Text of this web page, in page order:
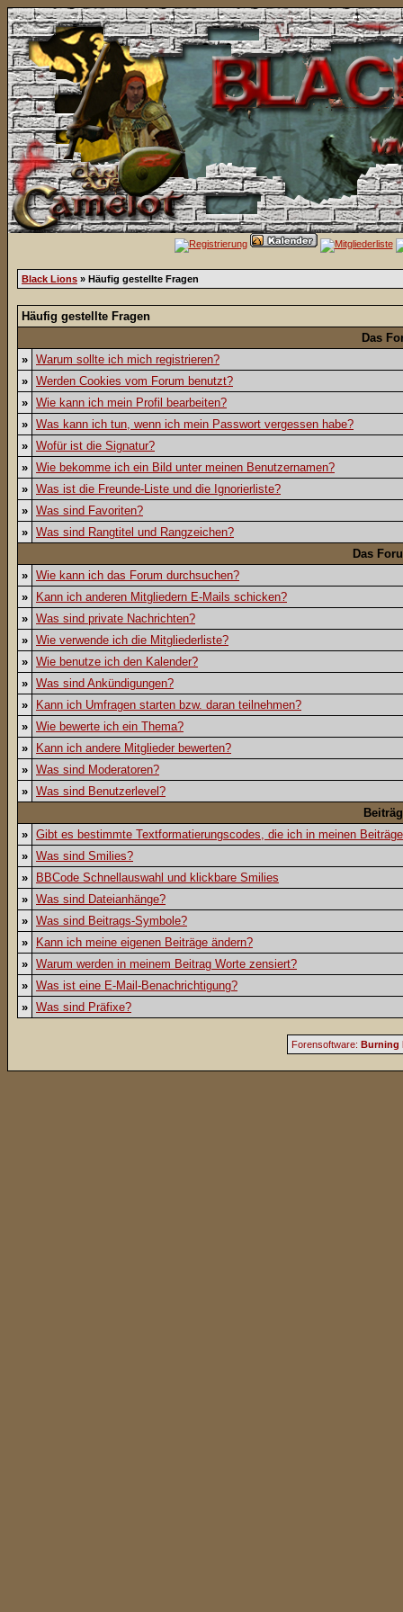
Black Lions » Häufig gestellte Fragen
Häufig gestellte Fragen
Das
» Warum sollte ich mich registrieren?
» Werden Cookies vom Forum benutzt?
» Wie kann ich mein Profil bearbeiten?
» Was kann ich tun, wenn ich mein Passwort vergessen habe?
» Wofür ist die Signatur?
» Wie bekomme ich ein Bild unter meinen Benutzernamen?
» Was ist die Freunde-Liste und die Ignorierliste?
» Was sind Favoriten?
» Was sind Rangtitel und Rangzeichen?
Das
» Wie kann ich das Forum durchsuchen?
»
Kann ich anderen Mitgliedern E-Mails schicken?
» Was sind private Nachrichten?
» Wie verwende ich die Mitgliederliste?
» Wie benutze ich den Kalender?
» Was sind Ankündigungen?
»
Kann ich Umfragen starten bzw. daran teilnehmen?
» Wie bewerte ich ein Thema?
»
Kann ich andere Mitglieder bewerten?
» Was sind Moderatoren?
» Was sind Benutzerlevel?
» Gibt es bestimmte Textformatierungscodes, die ich in meinen
» Was sind Smilies?
»
BBCode Schnellauswahl und klickbare Smilies
» Was sind Dateianhänge?
» Was sind Beitrags-Symbole?
»
Kann ich meine eigenen Beiträge ändern?
» Warum werden in meinem Beitrag Worte zensiert?
» Was ist eine E-Mail-Benachrichtigung?
» Was sind Präfixe?
Forensoftware: Burning